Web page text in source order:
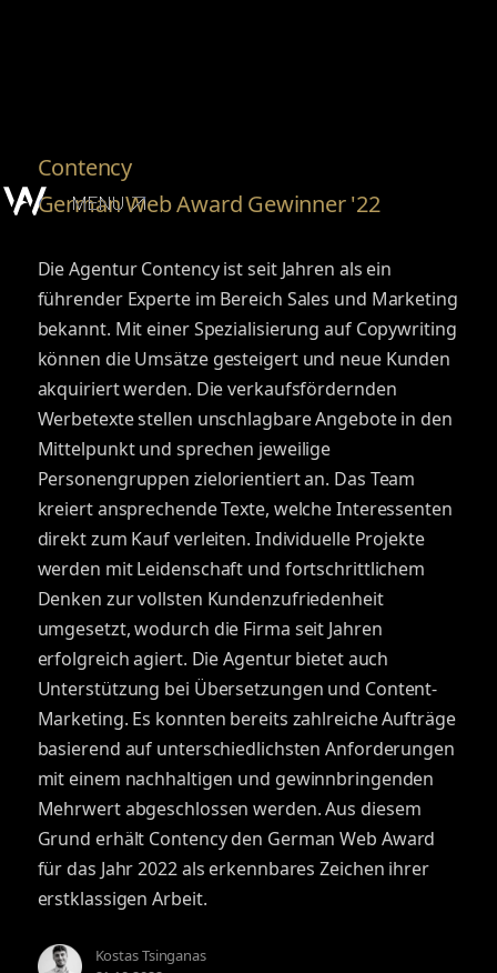
MENU
Contency
German Web Award Gewinner '22
Die Agentur Contency ist seit Jahren als ein
führender Experte im Bereich Sales und Marketing
bekannt. Mit einer Spezialisierung auf Copywriting
können die Umsätze gesteigert und neue Kunden
akquiriert werden. Die verkaufsfördernden
Werbetexte stellen unschlagbare Angebote in den
Mittelpunkt und sprechen jeweilige
Personengruppen zielorientiert an. Das Team
kreiert ansprechende Texte, welche Interessenten
direkt zum Kauf verleiten. Individuelle Projekte
werden mit Leidenschaft und fortschrittlichem
Denken zur vollsten Kundenzufriedenheit
umgesetzt, wodurch die Firma seit Jahren
erfolgreich agiert. Die Agentur bietet auch
Unterstützung bei Übersetzungen und Content-
Marketing. Es konnten bereits zahlreiche Aufträge
basierend auf unterschiedlichsten Anforderungen
mit einem nachhaltigen und gewinnbringenden
Mehrwert abgeschlossen werden. Aus diesem
Grund erhält Contency den German Web Award
für das Jahr 2022 als erkennbares Zeichen ihrer
erstklassigen Arbeit.
Kostas Tsinganas